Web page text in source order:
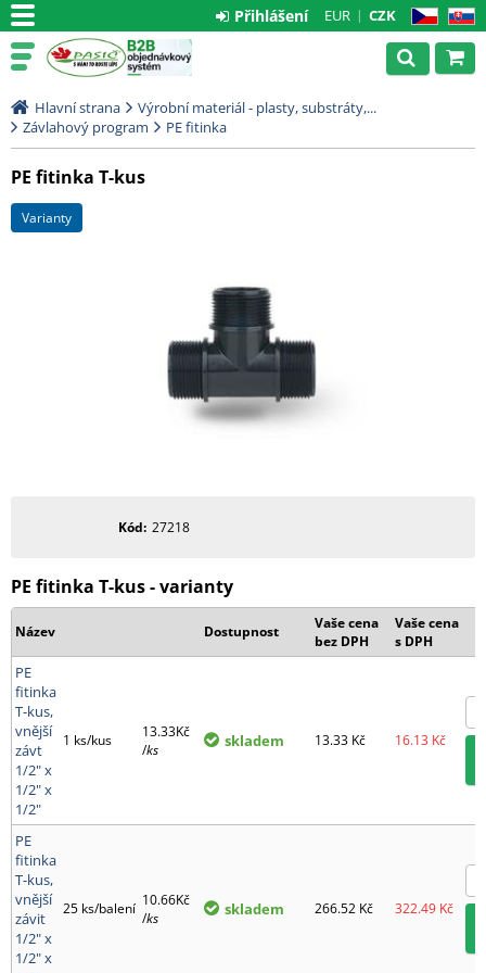
CZ SK
EUR CZK
Přihlášení
Hlavní strana
Výrobní materiál - plasty, substráty,...
Závlahový program
PE fitinka
PE fitinka T-kus
varianty
Kód 27218
PE fitinka T-kus - varianty
Název Dostupnost
Vaše cena
bez DPH
Vaše cena
s DPH
PE
fitinka
T-kus,
vnější
závt
1/2" x
1/2" x
1/2"
1 ks/kus
13.33Kč
/ks skladem 13.33 Kč 16.13 Kč
PE
fitinka
T-kus,
vnější
závit
1/2" x
1/2" x
25 ks/balení 10.66Kč
/ks skladem 266.52 Kč 322.49 Kč